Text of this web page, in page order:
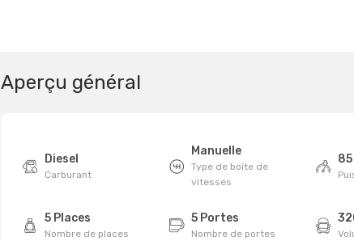
Aperçu général
Diesel
Carburant
Manuelle
Type de boîte de
vitesses
85
5 Places
Nombre de places
5 Portes
Nombre de portes